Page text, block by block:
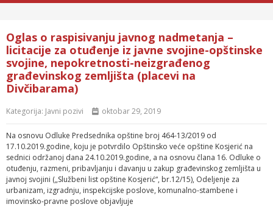
Oglas o raspisivanju javnog nadmetanja –
licitacije za otuđenje iz javne svojine-opštinske
svojine, nepokretnosti-neizgrađenog
građevinskog zemljišta (placevi na
Divčibarama)
Kategorija: Javni pozivi oktobar 29, 2019
Na osnovu Odluke Predsednika opštine broj 464-13/2019 od
17.10.2019.godine, koju je potvrdilo Opštinsko veće opštine Kosjerić na
sednici održanoj dana 24.10.2019.godine, a na osnovu člana 16. Odluke o
otuđenju, razmeni, pribavljanju i davanju u zakup građevinskog zemljišta u
javnoj svojini („Službeni list opštine Kosjerić“, br.12/15), Odeljenje za
urbanizam, izgradnju, inspekcijske poslove, komunalno-stambene i
imovinsko-pravne poslove objavljuje